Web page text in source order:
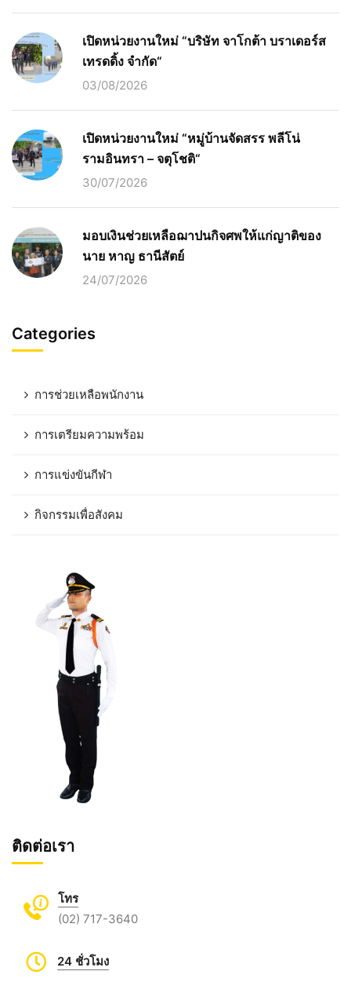
เปิดหน่วยงานใหม่ “บริษัท จาโกต้า บราเดอร์ส
เทรดดิ้ง จำกัด“
03/08/2026
เปิดหน่วยงานใหม่ “หมู่บ้านจัดสรร พลีโน่
รามอินทรา – จตุโชติ“
30/07/2026
มอบเงินช่วยเหลือฌาปนกิจศพให้แก่ญาติของ
นาย หาญ ธานีสัตย์
24/07/2026
Categories
การช่วยเหลือพนักงาน
การเตรียมความพร้อม
การแข่งขันกีฬา
กิจกรรมเพื่อสังคม
ติดต่อเรา
โทร
(02) 717-3640
24 ชั่วโมง